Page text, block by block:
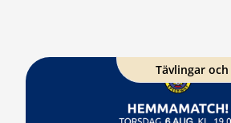
Tävlingar